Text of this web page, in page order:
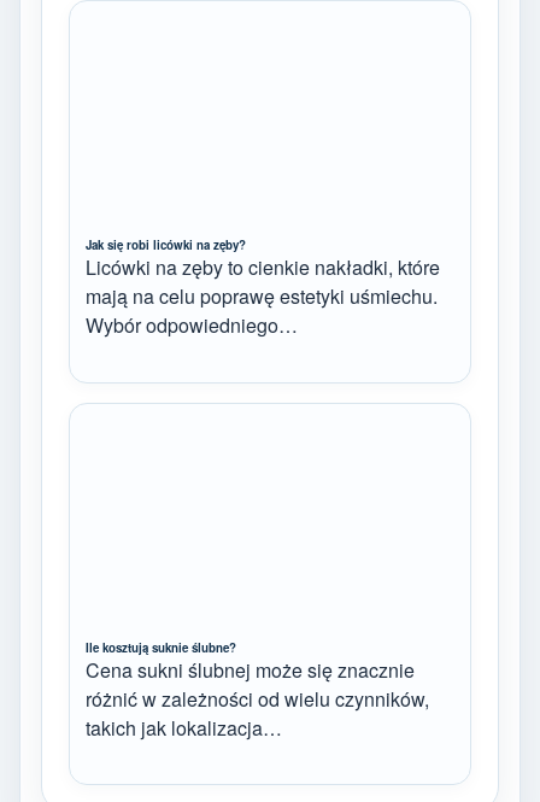
Jak się robi licówki na zęby?
Licówki na zęby to cienkie nakładki, które
mają na celu poprawę estetyki uśmiechu.
Wybór odpowiedniego…
Ile kosztują suknie ślubne?
Cena sukni ślubnej może się znacznie
różnić w zależności od wielu czynników,
takich jak lokalizacja…